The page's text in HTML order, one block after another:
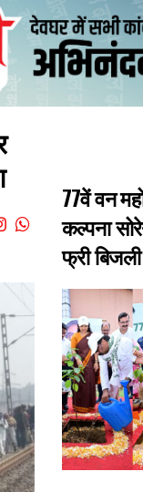
77वें वन
कल्पना
फ्री